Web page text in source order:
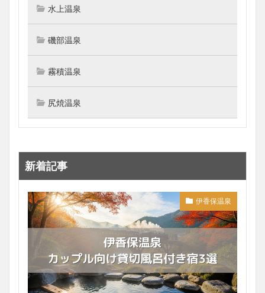
水上温泉
磯部温泉
霧積温泉
尻焼温泉
新着記事
伊香保温泉